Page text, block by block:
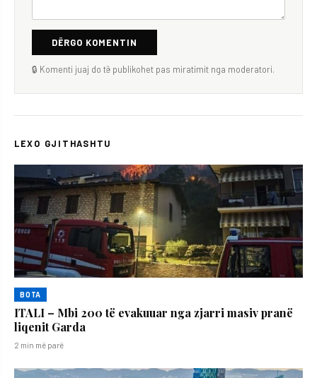
DËRGO KOMENTIN
🔒 Komenti juaj do të publikohet pas miratimit nga moderatori.
LEXO GJITHASHTU
BOTA
ITALI – Mbi 200 të evakuuar nga zjarri masiv pranë
liqenit Garda
2 min më parë